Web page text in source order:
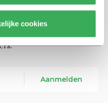
cookies
nieuwsbrief
Aanmelden